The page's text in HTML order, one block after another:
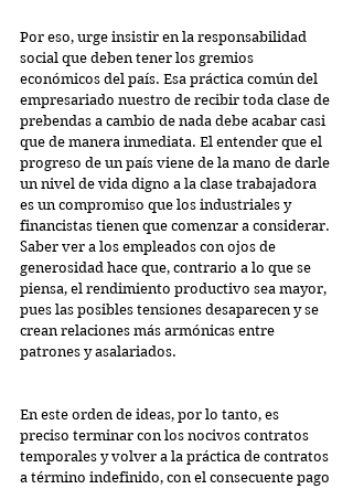
Por eso, urge insistir en la responsabilidad
social que deben tener los gremios
económicos del país. Esa práctica común del
empresariado nuestro de recibir toda clase de
prebendas a cambio de nada debe acabar casi
que de manera inmediata. El entender que el
progreso de un país viene de la mano de darle
un nivel de vida digno a la clase trabajadora
es un compromiso que los industriales y
financistas tienen que comenzar a considerar.
Saber ver a los empleados con ojos de
generosidad hace que, contrario a lo que se
piensa, el rendimiento productivo sea mayor,
pues las posibles tensiones desaparecen y se
crean relaciones más armónicas entre
patrones y asalariados.
En este orden de ideas, por lo tanto, es
preciso terminar con los nocivos contratos
temporales y volver a la práctica de contratos
a término indefinido, con el consecuente pago